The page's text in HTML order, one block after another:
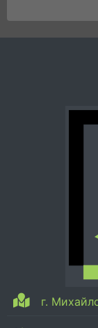
г.